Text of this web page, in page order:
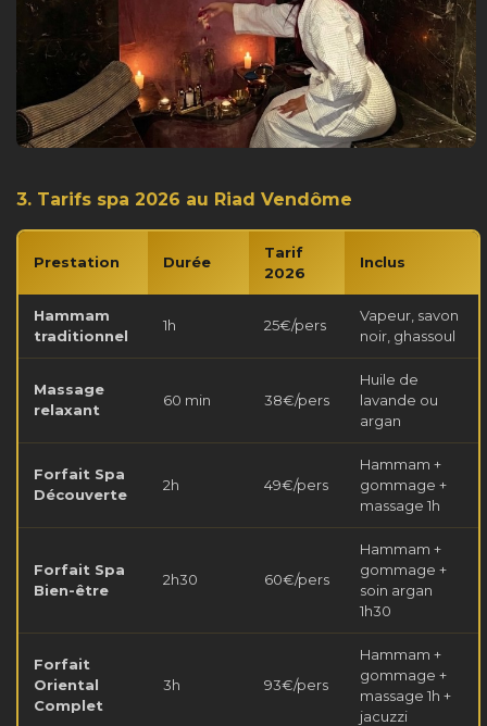
3. Tarifs spa 2026 au Riad Vendôme
Prestation Durée
Tarif
2026
Inclus
Hammam
traditionnel
1h 25€/pers
Vapeur, savon
noir, ghassoul
Massage
relaxant
60 min 38€/pers
Huile de
lavande ou
argan
Forfait Spa
Découverte
2h 49€/pers
Hammam +
gommage +
massage 1h
Forfait Spa
Bien-être
2h30 60€/pers
Hammam +
gommage +
soin argan
1h30
Forfait
Oriental
Complet
3h 93€/pers
Hammam +
gommage +
massage 1h +
jacuzzi